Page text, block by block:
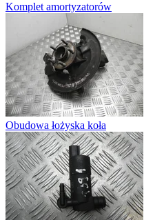
Komplet amortyzatorów
Obudowa łożyska koła